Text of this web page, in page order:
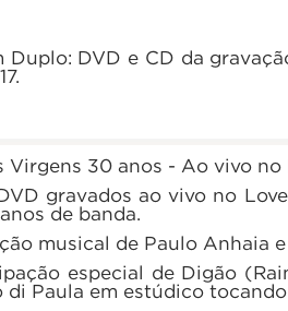
Duplo: DVD e CD da
Virgens 30 anos - Ao vivo no
gravados ao vivo no
de banda.
musical de Paulo Anhaia
especial de Digão
di Paula em estúdico